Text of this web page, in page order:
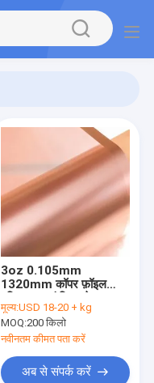
3oz 0.105mm
1320mm कॉपर फ़ॉइल
कॉपर स्ट्रिप
इलेक्ट्रोडोपोसिटेड
मूल्य:USD 18-20 + kg
MOQ:200 किलो
नवीनतम कीमत पता करें
अब से संपर्क करें